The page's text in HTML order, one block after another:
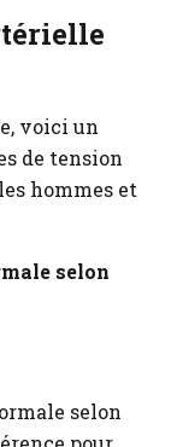
voici un
de tension
hommes et
selon
selon